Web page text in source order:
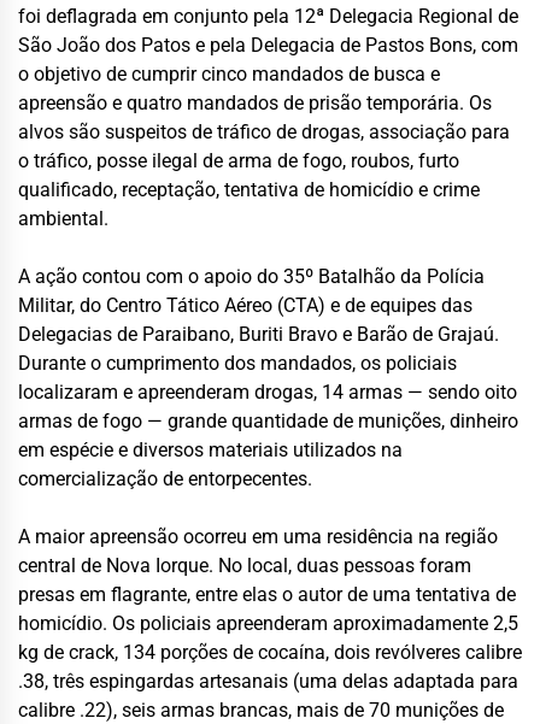
foi deflagrada em conjunto pela 12ª Delegacia Regional de
São João dos Patos e pela Delegacia de Pastos Bons, com
o objetivo de cumprir cinco mandados de busca e
apreensão e quatro mandados de prisão temporária. Os
alvos são suspeitos de tráfico de drogas, associação para
o tráfico, posse ilegal de arma de fogo, roubos, furto
qualificado, receptação, tentativa de homicídio e crime
ambiental.
A ação contou com o apoio do 35º Batalhão da Polícia
Militar, do Centro Tático Aéreo (CTA) e de equipes das
Delegacias de Paraibano, Buriti Bravo e Barão de Grajaú.
Durante o cumprimento dos mandados, os policiais
localizaram e apreenderam drogas, 14 armas — sendo oito
armas de fogo — grande quantidade de munições, dinheiro
em espécie e diversos materiais utilizados na
comercialização de entorpecentes.
A maior apreensão ocorreu em uma residência na região
central de Nova Iorque. No local, duas pessoas foram
presas em flagrante, entre elas o autor de uma tentativa de
homicídio. Os policiais apreenderam aproximadamente 2,5
kg de crack, 134 porções de cocaína, dois revólveres calibre
.38, três espingardas artesanais (uma delas adaptada para
calibre .22), seis armas brancas, mais de 70 munições de